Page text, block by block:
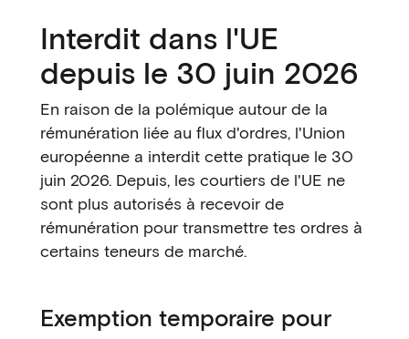
Interdit dans l'UE
depuis le 30 juin 2026
En raison de la polémique autour de la
rémunération liée au flux d'ordres, l'Union
européenne a interdit cette pratique le 30
juin 2026. Depuis, les courtiers de l'UE ne
sont plus autorisés à recevoir de
rémunération pour transmettre tes ordres à
certains teneurs de marché.
Exemption temporaire pour